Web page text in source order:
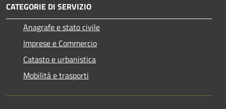
CATEGORIE DI SERVIZIO
Anagrafe e stato civile
Imprese e Commercio
Catasto e urbanistica
Mobilità e trasporti